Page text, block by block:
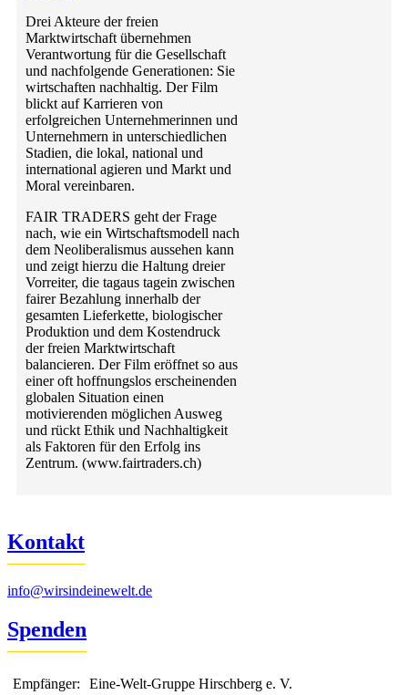
Drei Akteure der freien
Marktwirtschaft übernehmen
Verantwortung für die Gesellschaft
und nachfolgende Generationen: Sie
wirtschaften nachhaltig. Der Film
blickt auf Karrieren von
erfolgreichen Unternehmerinnen und
Unternehmern in unterschiedlichen
Stadien, die lokal, national und
international agieren und Markt und
Moral vereinbaren.
FAIR TRADERS geht der Frage
nach, wie ein Wirtschaftsmodell nach
dem Neoliberalismus aussehen kann
und zeigt hierzu die Haltung dreier
Vorreiter, die tagaus tagein zwischen
fairer Bezahlung innerhalb der
gesamten Lieferkette, biologischer
Produktion und dem Kostendruck
der freien Marktwirtschaft
balancieren. Der Film eröffnet so aus
einer oft hoffnungslos erscheinenden
globalen Situation einen
motivierenden möglichen Ausweg
und rückt Ethik und Nachhaltigkeit
als Faktoren für den Erfolg ins
Zentrum. (www.fairtraders.ch)
Kontakt
info@wirsindeinewelt.de
Spenden
Empfänger: Eine-Welt-Gruppe Hirschberg e. V.